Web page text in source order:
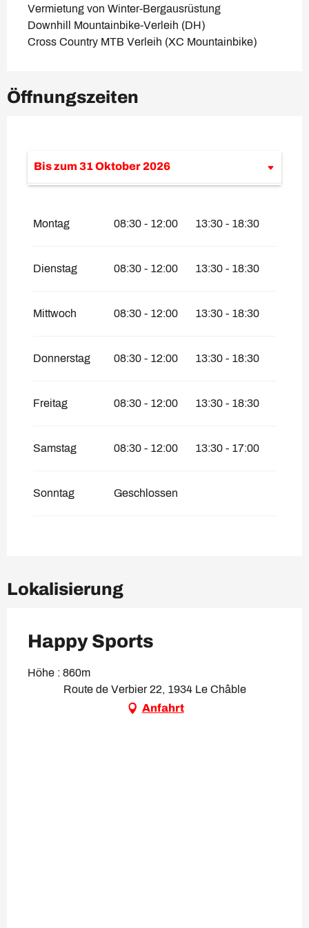
Vermietung von Winter-Bergausrüstung
Downhill Mountainbike-Verleih (DH)
Cross Country MTB Verleih (XC Mountainbike)
Öffnungszeiten
Bis zum 31 Oktober 2026
vom1 November 2026bis zum30 April
Montag 08:30 - 12:00 13:30 - 18:30
Dienstag 08:30 - 12:00 13:30 - 18:30
Mittwoch 08:30 - 12:00 13:30 - 18:30
Donnerstag 08:30 - 12:00 13:30 - 18:30
Freitag 08:30 - 12:00 13:30 - 18:30
Samstag 08:30 - 12:00 13:30 - 17:00
Sonntag Geschlossen
Lokalisierung
Happy Sports
Höhe : 860m
Route de Verbier 22, 1934 Le Châble
Anfahrt